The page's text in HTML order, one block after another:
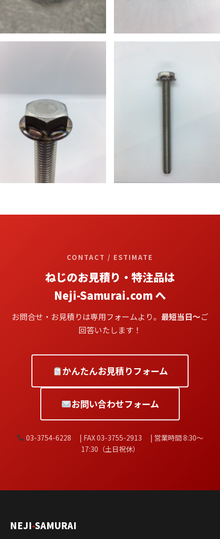
CONTACT / ESTIMATE
ねじのお見積り・特注品は
Neji-Samurai.com へ
お問合せ・お見積りは専用フォームより。 最短当日〜ご
回答いたします！
かんたんお見積りフォーム
お問い合わせフォーム
03-3754-6228 | FAX 03-3755-2913 | 営業時間 8:30〜
17:30（土日祝休）
NEJI-SAMURAI